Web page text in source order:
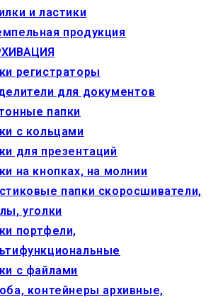
и ластики
продукция
регистраторы
для документов
папки
с кольцами
для презентаций
на кнопках, на молнии
папки скоросшиватели,
уголки
портфели,
с файлами
контейнеры архивные,